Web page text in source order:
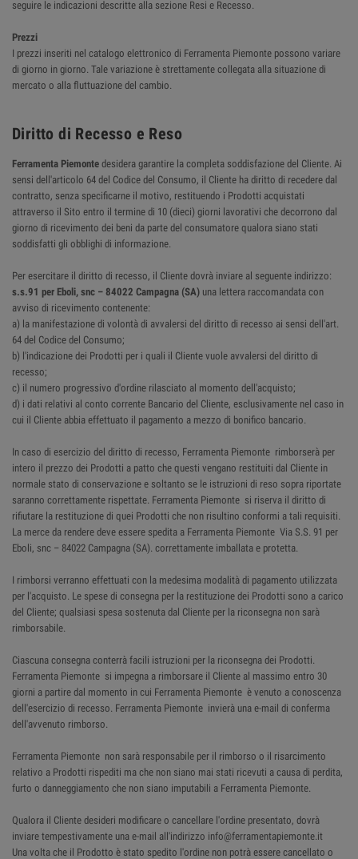
seguire le indicazioni descritte alla sezione Resi e Recesso.
Prezzi
I prezzi inseriti nel catalogo elettronico di Ferramenta Piemonte possono variare
di giorno in giorno. Tale variazione è strettamente collegata alla situazione di
mercato o alla fluttuazione del cambio.
Diritto di Recesso e Reso
Ferramenta Piemonte desidera garantire la completa soddisfazione del Cliente. Ai
sensi dell'articolo 64 del Codice del Consumo, il Cliente ha diritto di recedere dal
contratto, senza specificarne il motivo, restituendo i Prodotti acquistati
attraverso il Sito entro il termine di 10 (dieci) giorni lavorativi che decorrono dal
giorno di ricevimento dei beni da parte del consumatore qualora siano stati
soddisfatti gli obblighi di informazione.
Per esercitare il diritto di recesso, il Cliente dovrà inviare al seguente indirizzo:
s.s.91 per Eboli, snc – 84022 Campagna (SA) una lettera raccomandata con
avviso di ricevimento contenente:
a) la manifestazione di volontà di avvalersi del diritto di recesso ai sensi dell'art.
64 del Codice del Consumo;
b) l'indicazione dei Prodotti per i quali il Cliente vuole avvalersi del diritto di
recesso;
c) il numero progressivo d'ordine rilasciato al momento dell'acquisto;
d) i dati relativi al conto corrente Bancario del Cliente, esclusivamente nel caso in
cui il Cliente abbia effettuato il pagamento a mezzo di bonifico bancario.
In caso di esercizio del diritto di recesso, Ferramenta Piemonte rimborserà per
intero il prezzo dei Prodotti a patto che questi vengano restituiti dal Cliente in
normale stato di conservazione e soltanto se le istruzioni di reso sopra riportate
saranno correttamente rispettate. Ferramenta Piemonte si riserva il diritto di
rifiutare la restituzione di quei Prodotti che non risultino conformi a tali requisiti.
La merce da rendere deve essere spedita a Ferramenta Piemonte Via S.S. 91 per
Eboli, snc – 84022 Campagna (SA). correttamente imballata e protetta.
I rimborsi verranno effettuati con la medesima modalità di pagamento utilizzata
per l'acquisto. Le spese di consegna per la restituzione dei Prodotti sono a carico
del Cliente; qualsiasi spesa sostenuta dal Cliente per la riconsegna non sarà
rimborsabile.
Ciascuna consegna conterrà facili istruzioni per la riconsegna dei Prodotti.
Ferramenta Piemonte si impegna a rimborsare il Cliente al massimo entro 30
giorni a partire dal momento in cui Ferramenta Piemonte è venuto a conoscenza
dell'esercizio di recesso. Ferramenta Piemonte invierà una e-mail di conferma
dell'avvenuto rimborso.
Ferramenta Piemonte non sarà responsabile per il rimborso o il risarcimento
relativo a Prodotti rispediti ma che non siano mai stati ricevuti a causa di perdita,
furto o danneggiamento che non siano imputabili a Ferramenta Piemonte.
Qualora il Cliente desideri modificare o cancellare l'ordine presentato, dovrà
inviare tempestivamente una e-mail all'indirizzo info@ferramentapiemonte.it
Una volta che il Prodotto è stato spedito l'ordine non potrà essere cancellato o